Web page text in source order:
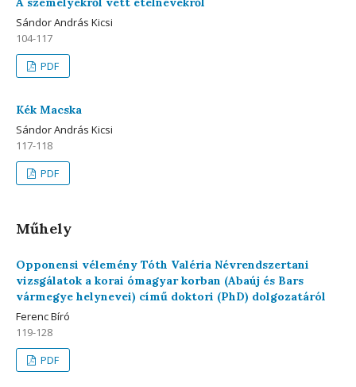
Sándor András Kicsi
104-117
PDF
Kék Macska
Sándor András Kicsi
117-118
PDF
Műhely
Opponensi vélemény Tóth Valéria Névrendszertani
vizsgálatok a korai ómagyar korban (Abaúj és Bars
vármegye helynevei) című doktori (PhD) dolgozatáról
Ferenc Bíró
119-128
PDF